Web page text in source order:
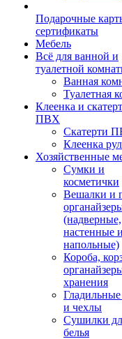
Подарочные
сертификаты
Мебель
Всё для ванной и
туалетной
Ванная
Туалетная
Клеенка и
ПВХ
Скатерти
Клеенка
Хозяйственные
Сумки и
косметички
Вешалки и
(надверные,
настенные и
напольные)
Короба,
хранения
и чехлы
Сушилки
белья